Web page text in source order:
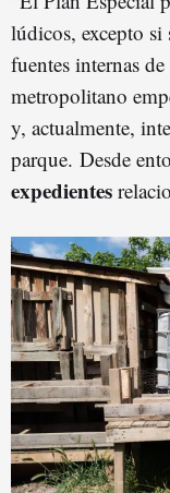
lúdicos, excepto si
fuentes internas
metropolitano
y, actualmente,
parque. Desde
expedientes